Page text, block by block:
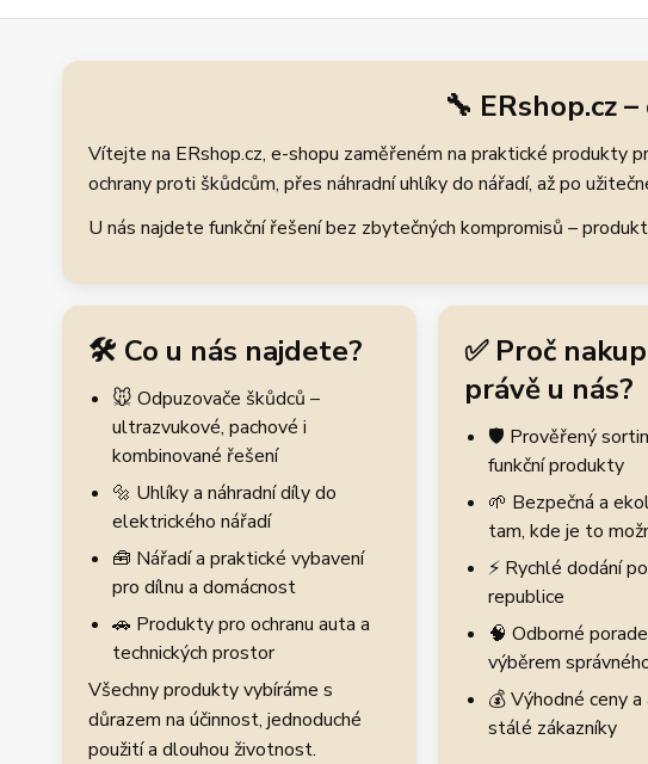
🔧 ERshop.cz
Vítejte na ERshop.cz, e-shopu zaměřeném na praktické produkty
ochrany proti škůdcům, přes náhradní uhlíky do nářadí, až po
U nás najdete funkční řešení bez zbytečných kompromisů –
🛠️ Co u nás najdete?
🐭 Odpuzovače škůdců –
ultrazvukové, pachové i
kombinované řešení
🔩 Uhlíky a náhradní díly do
elektrického nářadí
🧰 Nářadí a praktické vybavení
pro dílnu a domácnost
🚗 Produkty pro ochranu auta a
technických prostor
Všechny produkty vybíráme s
důrazem na účinnost, jednoduché
použití a dlouhou životnost.
✅ Proč
právě u nás?
🛡️ Prověřený
funkční produkty
🌱 Bezpečná a
tam, kde je to
⚡ Rychlé dodání
republice
🧠 Odborné
výběrem
💰 Výhodné ceny a
stálé zákazníky